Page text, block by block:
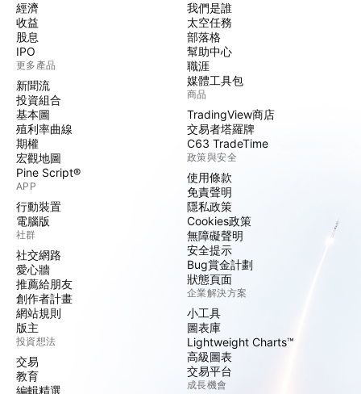
經濟
收益
股息
IPO
更多產品
新聞流
投資組合
基本圖
殖利率曲線
期權
宏觀地圖
Pine Script®
APP
行動裝置
電腦版
社群
社交網路
愛心牆
推薦給朋友
創作者計畫
網站規則
版主
投資想法
交易
教育
編輯精選
我們是誰
太空任務
部落格
幫助中心
職涯
媒體工具包
商品
TradingView商店
交易者塔羅牌
C63 TradeTime
政策與安全
使用條款
免責聲明
隱私政策
Cookies政策
無障礙聲明
安全提示
Bug賞金計劃
狀態頁面
企業解決方案
小工具
圖表庫
Lightweight Charts™
高級圖表
交易平台
成長機會